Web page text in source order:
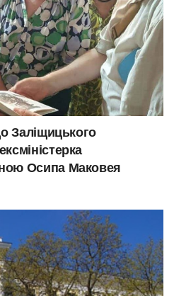
Заліщицького
Осипа Маковея